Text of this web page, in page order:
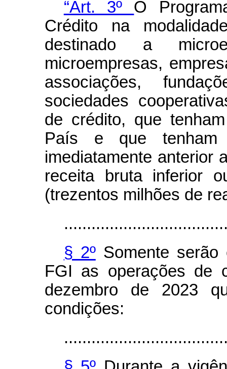
“Art. 3º O
Crédito na
destinado a
microempresas,
associações,
sociedades
de crédito, que
País e que tenham
imediatamente anterior
receita bruta inferior
(trezentos milhões de
§ 2ºSomente serão
FGI as operações de
dezembro de 2023
condições: